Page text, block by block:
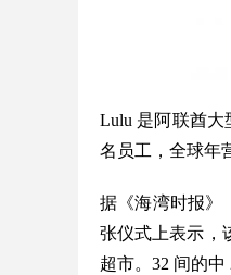
Lulu 是阿联酋大
名员工，全球年
据《海湾时报》
张仪式上表示，
超市。32 间的